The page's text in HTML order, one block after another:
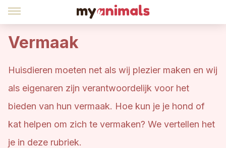
Vermaak
Huisdieren moeten net als wij plezier maken en wij
als eigenaren zijn verantwoordelijk voor het
bieden van hun vermaak. Hoe kun je je hond of
kat helpen om zich te vermaken? We vertellen het
je in deze rubriek.